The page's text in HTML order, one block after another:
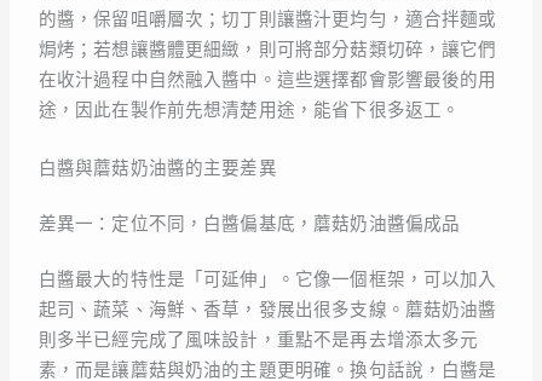
的醬，保留咀嚼層次；切丁則讓醬汁更均勻，適合拌麵或
焗烤；若想讓醬體更細緻，則可將部分菇類切碎，讓它們
在收汁過程中自然融入醬中。這些選擇都會影響最後的用
途，因此在製作前先想清楚用途，能省下很多返工。
白醬與蘑菇奶油醬的主要差異
差異一：定位不同，白醬偏基底，蘑菇奶油醬偏成品
白醬最大的特性是「可延伸」。它像一個框架，可以加入
起司、蔬菜、海鮮、香草，發展出很多支線。蘑菇奶油醬
則多半已經完成了風味設計，重點不是再去增添太多元
素，而是讓蘑菇與奶油的主題更明確。換句話說，白醬是